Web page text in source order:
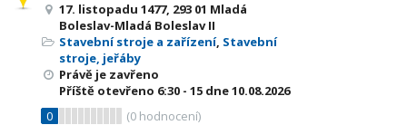
17. listopadu 1477, 293 01 Mladá
Boleslav-Mladá Boleslav II
Stavební stroje a zařízení, Stavební
stroje, jeřáby
Právě je zavřeno
Příště otevřeno 6:30 - 15 dne 10.08.2026
0
(0 hodnocení)